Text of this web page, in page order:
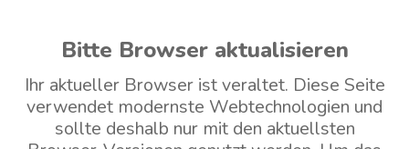
Bitte Browser aktualisieren
Ihr aktueller Browser ist veraltet. Diese Seite
verwendet modernste Webtechnologien und
sollte deshalb nur mit den aktuellsten